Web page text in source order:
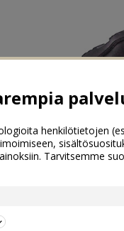
henkilötietojen
Tarvitsemme